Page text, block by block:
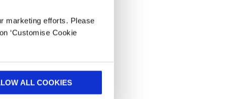
marketing efforts. Please
‘Customise Cookie
ALL COOKIES